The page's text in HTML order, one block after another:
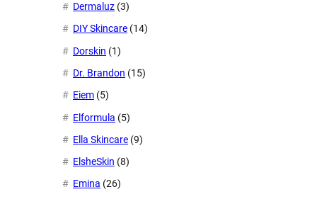
Dermaluz (3)
DIY Skincare (14)
Dorskin (1)
Dr. Brandon (15)
Eiem (5)
Elformula (5)
Ella Skincare (9)
ElsheSkin (8)
Emina (26)